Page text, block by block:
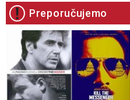
Preporučujemo